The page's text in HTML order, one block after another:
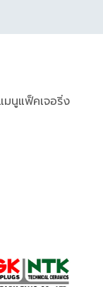
นูแฟ็คเจอริ่ง